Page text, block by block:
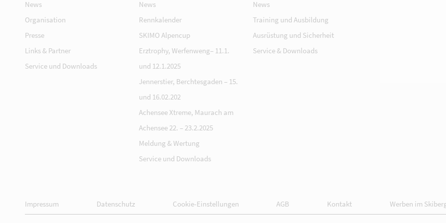
News
Organisation
Presse
Links & Partner
Service und Downloads
News
Rennkalender
SKIMO Alpencup
Erztrophy, Werfenweng– 11.1.
und 12.1.2025
Jennerstier, Berchtesgaden – 15.
und 16.02.202
Achensee Xtreme, Maurach am
Achensee 22. – 23.2.2025
Meldung & Wertung
Service und Downloads
News
Training und Ausbildung
Ausrüstung und Sicherheit
Service & Downloads
Impressum Datenschutz Cookie-Einstellungen AGB Kontakt Werben im